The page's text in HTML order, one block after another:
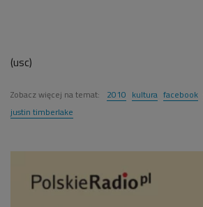
(usc)
Zobacz więcej na temat: 2010 kultura facebook
justin timberlake